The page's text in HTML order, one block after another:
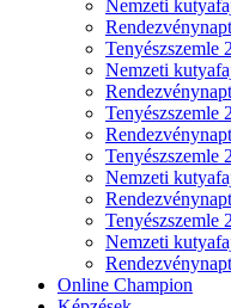
Nemzeti
Tenyészszemle
Nemzeti
Tenyészszemle
Tenyészszemle
Nemzeti
Tenyészszemle
Nemzeti
Online Champion